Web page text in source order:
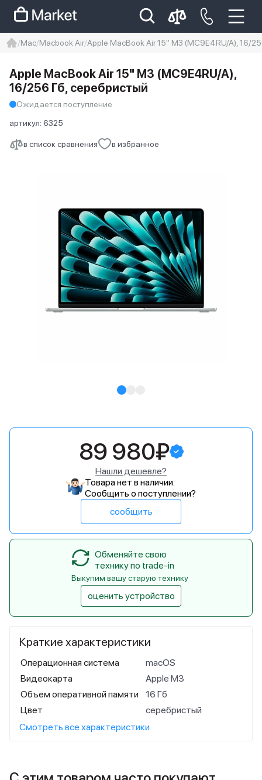
Iphone 14 pro max
айфон 14
Mac Macbook Air Apple MacBook Air 15" M3 (MC9E4RU/A), 16/
в список сравнения в избранное
Apple MacBook Air 15" M3 (MC9E4RU/A),
16/256 Гб, серебристый
Ожидается поступление
артикул: 6325
Краткие характеристики
Операционная система
macOS
Видеокарта
Apple M3
Объем оперативной памяти
16 Гб
Цвет
серебристый
Смотреть все характеристики
89 980₽
Нашли дешевле?
Товара нет в наличии.
Сообщить о поступлении?
сообщить
Обменяйте свою
технику по trade-in
Выкупим вашу старую технику
оценить устройство